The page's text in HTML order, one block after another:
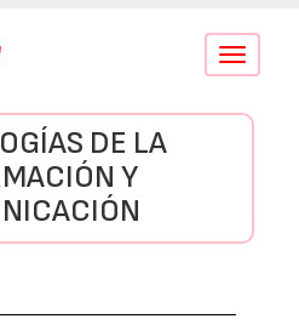
Conmutar
DE LA
Y